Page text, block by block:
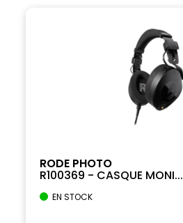
RODE PHOTO
R100369 - CASQUE MONI...
EN STOCK